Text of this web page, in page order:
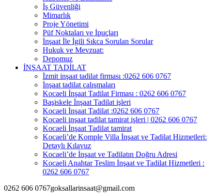
İş Güvenliği
Mimarlık
Proje Yönetimi
Püf Noktaları ve İpuçları
İnşaat İle İgili Sıkca Sorulan Sorular
Hukuk ve Mevzuat:
Depomuz
İNŞAAT TADİLAT
İzmit inşaat tadilat firması :0262 606 0767
İnşaat tadilat çalışmaları
Kocaeli İnşaat Tadilat Firması : 0262 606 0767
Başiskele İnşaat Tadilat işleri
Kocaeli İnşaat Tadilat :0262 606 0767
Kocaeli inşaat tadilat tamirat işleri | 0262 606 0767
Kocaeli İnşaat Tadilat tamirat
Kocaeli’de Komple Villa İnşaat ve Tadilat Hizmetleri:
Detaylı Kılavuz
Kocaeli’de İnşaat ve Tadilatın Doğru Adresi
Kocaeli Anahtar Teslim İnşaat ve Tadilat Hizmetleri :
0262 606 0767
0262 606 0767goksallarinsaat@gmail.com